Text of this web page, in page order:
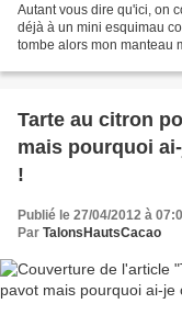
Autant vous dire qu'ici, on
déjà à un mini esquimau
tombe alors mon manteau
Tarte au citron
mais pourquoi
!
Publié le 27/04/2012 à
Par TalonsHautsCacao